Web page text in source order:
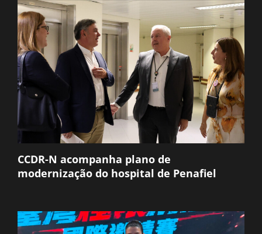
CCDR-N acompanha plano de
modernização do hospital de Penafiel